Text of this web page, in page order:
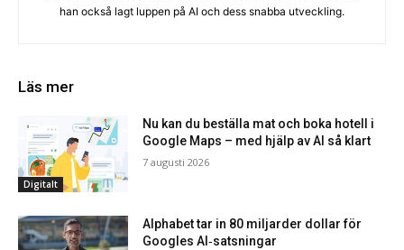
han också lagt luppen på AI och dess snabba utveckling.
Läs mer
Digitalt
Nu kan du beställa mat och boka hotell i
Google Maps – med hjälp av AI så klart
7 augusti 2026
Alphabet tar in 80 miljarder dollar för
Googles AI‑satsningar